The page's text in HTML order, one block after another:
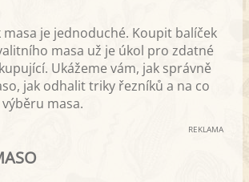
je jednoduché. Koupit balíček
masa už je úkol pro zdatné
Ukážeme vám, jak správně
jak odhalit triky řezníků a na co
masa.
REKLAMA